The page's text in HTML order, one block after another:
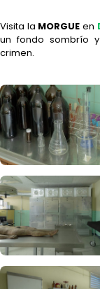
Visita la MORGUE en
un fondo sombrío
crimen.